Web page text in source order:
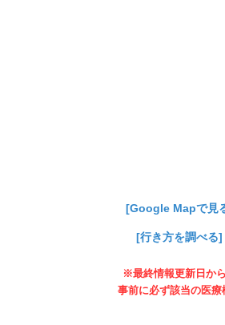
[Google Mapで見
[行き方を調べる]